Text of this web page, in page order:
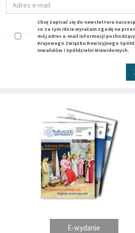
Chcę zapisać się do newslettera
co za tym idzie wyrażam zgodę na
mój adres e-mail informacji
Krajowego Związku Rewizyjnego
Inwalidów i Spółdzielni Niewidomych.
E-wydanie